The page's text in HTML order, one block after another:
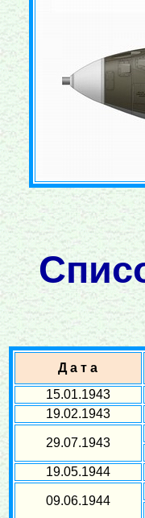
Д а т а
15.01.1943
19.02.1943
29.07.1943
19.05.1944
09.06.1944